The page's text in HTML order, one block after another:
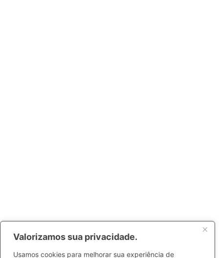
Valorizamos sua privacidade.
Usamos cookies para melhorar sua experiência de